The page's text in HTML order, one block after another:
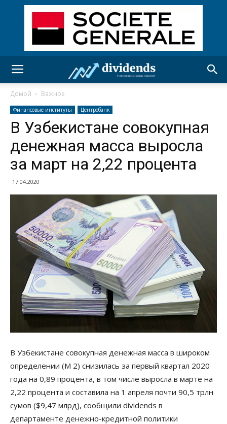
Домой Важное
Финансовые институты Центробанк
В Узбекистане совокупная
денежная масса выросла
за март на 2,22 процента
17.04.2020
В Узбекистане совокупная денежная масса в широком
определении (М 2) снизилась за первый квартал 2020
года на 0,89 процента, в том числе выросла в марте на
2,22 процента и составила на 1 апреля почти 90,5 трлн
сумов ($9,47 млрд), сообщили dividends в
департаменте денежно-кредитной политики